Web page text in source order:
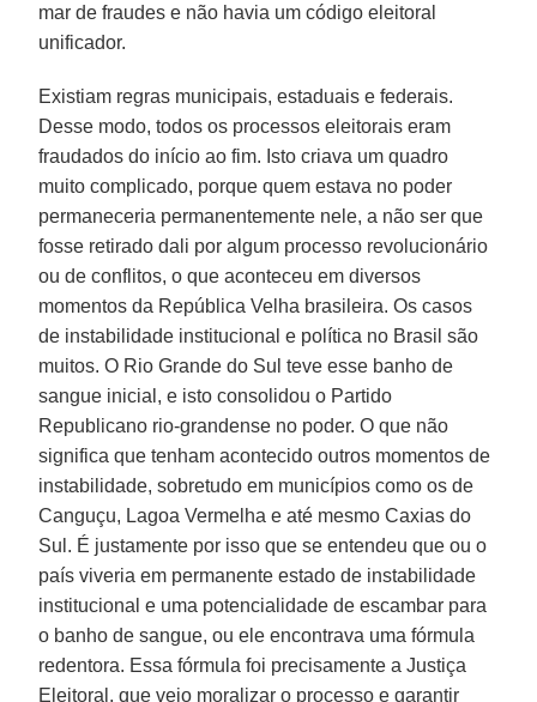
mar de fraudes e não havia um código eleitoral
unificador.
Existiam regras municipais, estaduais e federais.
Desse modo, todos os processos eleitorais eram
fraudados do início ao fim. Isto criava um quadro
muito complicado, porque quem estava no poder
permaneceria permanentemente nele, a não ser que
fosse retirado dali por algum processo revolucionário
ou de conflitos, o que aconteceu em diversos
momentos da República Velha brasileira. Os casos
de instabilidade institucional e política no Brasil são
muitos. O Rio Grande do Sul teve esse banho de
sangue inicial, e isto consolidou o Partido
Republicano rio-grandense no poder. O que não
significa que tenham acontecido outros momentos de
instabilidade, sobretudo em municípios como os de
Canguçu, Lagoa Vermelha e até mesmo Caxias do
Sul. É justamente por isso que se entendeu que ou o
país viveria em permanente estado de instabilidade
institucional e uma potencialidade de escambar para
o banho de sangue, ou ele encontrava uma fórmula
redentora. Essa fórmula foi precisamente a Justiça
Eleitoral, que veio moralizar o processo e garantir